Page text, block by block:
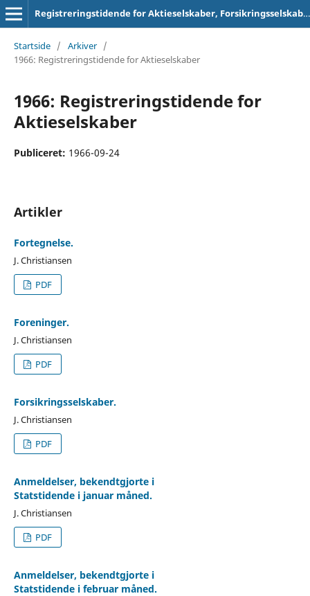
Registreringstidende for Aktieselskaber, Forsikringsselskaber og Foreninger
Startside / Arkiver /
1966: Registreringstidende for Aktieselskaber
1966: Registreringstidende for
Aktieselskaber
Publiceret: 1966-09-24
Artikler
Fortegnelse.
J. Christiansen
PDF
Foreninger.
J. Christiansen
PDF
Forsikringsselskaber.
J. Christiansen
PDF
Anmeldelser, bekendtgjorte i
Statstidende i januar måned.
J. Christiansen
PDF
Anmeldelser, bekendtgjorte i
Statstidende i februar måned.